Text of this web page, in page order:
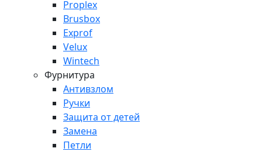
Proplex
Brusbox
Exprof
Velux
Wintech
Фурнитура
Антивзлом
Ручки
Защита от детей
Замена
Петли